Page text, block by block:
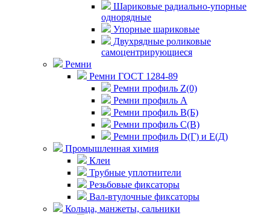
Шариковые радиально-упорные
однорядные
Упорные шариковые
Двухрядные роликовые
самоцентрирующиеся
Ремни
Ремни ГОСТ 1284-89
Ремни профиль Z(0)
Ремни профиль А
Ремни профиль В(Б)
Ремни профиль С(В)
Ремни профиль D(Г) и E(Д)
Промышленная химия
Клеи
Трубные уплотнители
Резьбовые фиксаторы
Вал-втулочные фиксаторы
Кольца, манжеты, сальники